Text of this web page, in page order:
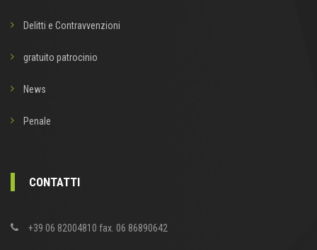
Delitti e Contravvenzioni
gratuito patrocinio
News
Penale
CONTATTI
+39 06 82004810 fax. 06 86890642